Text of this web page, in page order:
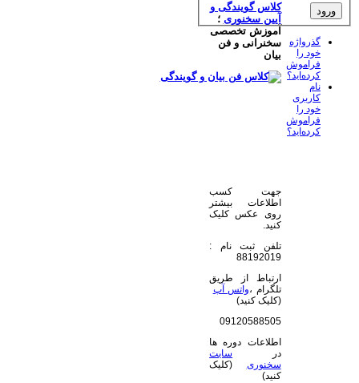
کلاس گویندگی و
آیین سخنوری ؛
آموزش تخصصی
سخنرانی و فن
بیان
جهت کسب
اطلاعات بیشتر
روی عکس کلیک
کنید.
تلفن ثبت نام :
88192019
ارتباط از طریق
تلگرام ،واتس آپ
(کلیک کنید)
09120588505
اطلاعات دوره ها
در سایت
سخنوری (کلیک
کنید)
گذرواژه
خود را
فراموش
کرده‌اید؟
نام
کاربری
خود را
فراموش
کرده‌اید؟